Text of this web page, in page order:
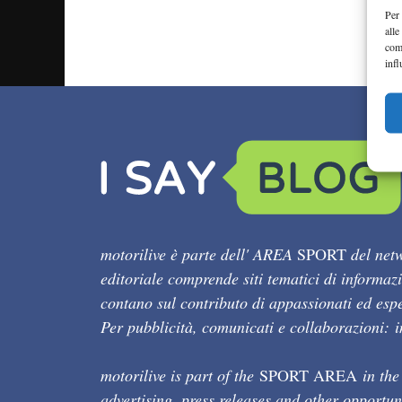
motorilive è parte dell' AREA SPORT del
editoriale comprende siti tematici di
contano sul contributo di appassionati ed
Per pubblicità, comunicati e collaborazioni:
motorilive is part of the SPORT AREA in